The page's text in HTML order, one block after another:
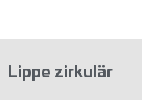
Lippe zirkulär